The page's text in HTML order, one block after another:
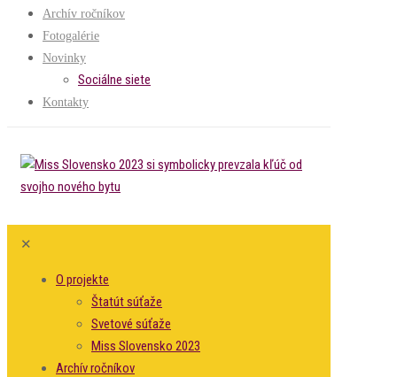
Archív ročníkov
Fotogalérie
Novinky
Sociálne siete
Kontakty
✕
O projekte
Štatút súťaže
Svetové súťaže
Miss Slovensko 2023
Archív ročníkov